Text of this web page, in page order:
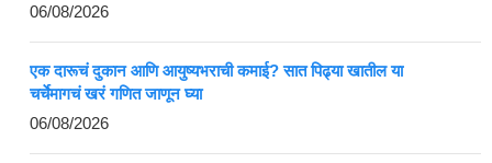
06/08/2026
एक दारूचं दुकान आणि आयुष्यभराची कमाई? सात पिढ्या खातील या
चर्चेमागचं खरं गणित जाणून घ्या
06/08/2026